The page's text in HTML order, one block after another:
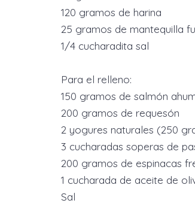
120 gramos de harina
25 gramos de mantequilla
1/4 cucharadita sal
Para el relleno:
150 gramos de salmón
200 gramos de requesón
2 yogures naturales (250
3 cucharadas soperas de
200 gramos de espinacas
1 cucharada de aceite de
Sal